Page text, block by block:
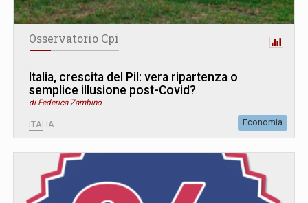
Osservatorio Cpi
Italia, crescita del Pil: vera ripartenza o
semplice illusione post-Covid?
di Federica Zambino
ITALIA Economia